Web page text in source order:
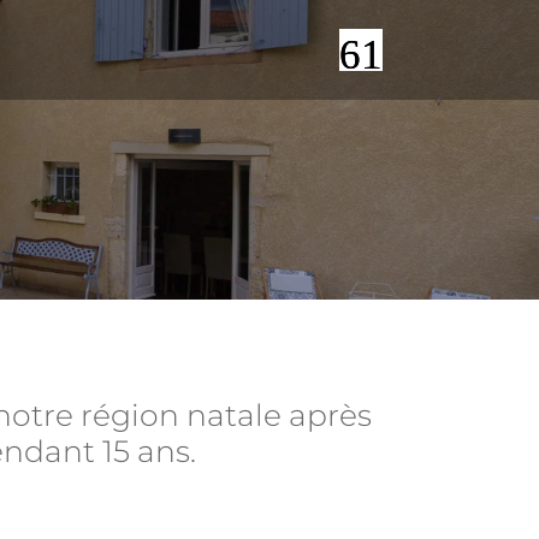
région natale après
15 ans.